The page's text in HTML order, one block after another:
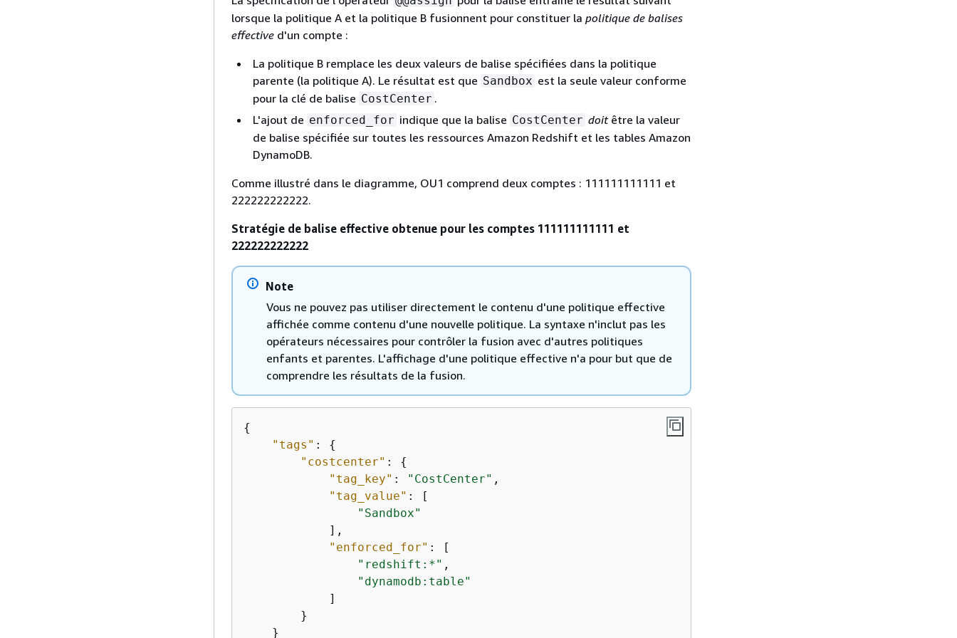
lorsque la politique A et la politique B fusionnent pour constituer la politique de balises
effective d'un compte :
La politique B remplace les deux valeurs de balise spécifiées dans la politique
parente (la politique A). Le résultat est que Sandbox est la seule valeur conforme
pour la clé de balise CostCenter .
L'ajout de enforced_for indique que la balise CostCenter doitêtre la valeur
de balise spécifiée sur toutes les ressources Amazon Redshift et les tables Amazon
DynamoDB.
Comme illustré dans le diagramme, OU1 comprend deux comptes : 111111111111 et
222222222222.
Stratégie de balise effective obtenue pour les comptes 111111111111 et
222222222222
Note
Vous ne pouvez pas utiliser directement le contenu d'une politique effective
affichée comme contenu d'une nouvelle politique. La syntaxe n'inclut pas les
opérateurs nécessaires pour contrôler la fusion avec d'autres politiques
enfants et parentes. L'affichage d'une politique effective n'a pour but que de
comprendre les résultats de la fusion.
{
"tags" : {
"costcenter" : {
"tag_key" : "CostCenter" ,
"tag_value" : [
"Sandbox"
            ],
"enforced_for" : [
"redshift:*" ,
"dynamodb:table"
            ]
        }
    }